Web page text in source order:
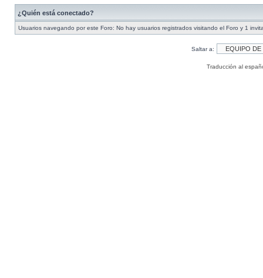
¿Quién está conectado?
Usuarios navegando por este Foro: No hay usuarios registrados visitando el Foro y 1
Saltar a:
Traducción al